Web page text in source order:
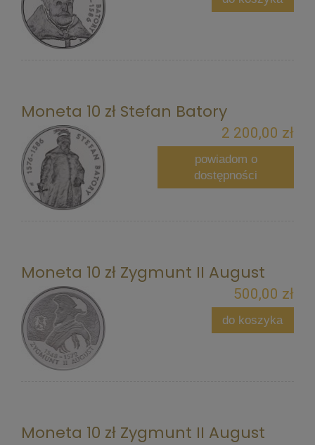
Moneta 10 zł Stefan Batory
2 200,00 zł
powiadom o
dostępności
Moneta 10 zł Zygmunt II August
500,00 zł
do koszyka
Moneta 10 zł Zygmunt II August